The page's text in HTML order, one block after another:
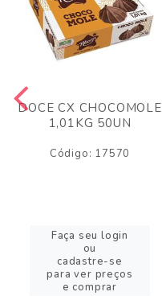
DOCE CX CHOCOMOLE
1,01KG 50UN
Código: 17570
Faça seu login
ou
cadastre-se
para ver preços
e comprar